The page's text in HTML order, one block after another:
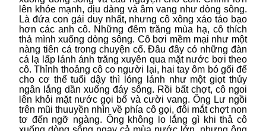
lên khỏe mạnh, dịu dàng và âm vang như dòng sông.
Là đứa con gái duy nhất, nhưng cô xông xáo táo bạo
hơn các anh cô. Những đêm trăng mùa hạ, cô thích
thả mình xuống dòng sông. Cô bơi mềm mại như một
nàng tiên cá trong chuyện cổ. Đâu đây có những đàn
cá lạ lấp lánh ánh trăng xuyên qua mặt nước bơi theo
cô. Thỉnh thoảng cô co người lại, hai tay ôm bó gối để
cho cơ thể tuổi dậy thì lóng lánh như một giọt thủy
ngân lắng dần xuống đáy sông. Rồi bất chợt, cô ngoi
lên khỏi mặt nước gọi bố và cười vang. Ông Lư ngồi
trên mũi thuuyền nhìn về phía cô gọi, đôi mắt chợt non
tơ đến ngỡ ngàng. Ông không lo lắng gì khi thả cô